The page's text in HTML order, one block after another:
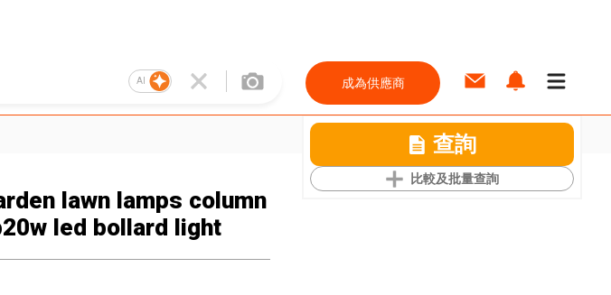
AI 成為供應商
查詢
比較及批量查詢
lawn lamps column
led bollard light